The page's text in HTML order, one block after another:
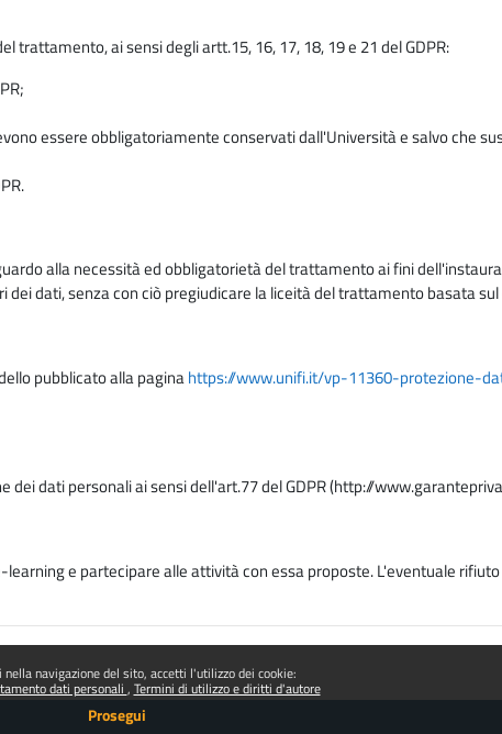
nella navigazione del sito, accetti l'utilizzo dei cookie:
dati personali Termini di utilizzo e diritti d'autore
Prosegui
trattamento, ai sensi degli artt.15, 16, 17, 18, 19 e 21 del GDPR:
essere obbligatoriamente conservati dall'Università e salvo che
alla necessità ed obbligatorietà del trattamento ai fini
dati, senza con ciò pregiudicare la liceità del trattamento basata
pubblicato alla paginahttps://www.unifi.it/vp-11360-protezione-
dati personali ai sensi dell'art.77 del GDPR (http://
e partecipare alle attività con essa proposte. L'eventuale